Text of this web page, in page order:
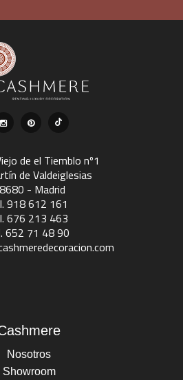
de el Tiemblo nº1
de Valdeiglesias
- Madrid
918 612 161
676 213 463
652 71 48 90
Nosotros
Showroom